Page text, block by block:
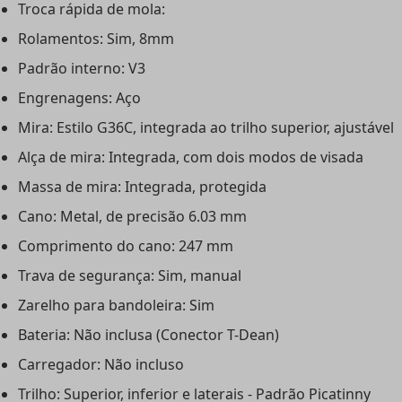
Troca rápida de mola:
Rolamentos: Sim, 8mm
Padrão interno: V3
Engrenagens: Aço
Mira: Estilo G36C, integrada ao trilho superior, ajustável
Alça de mira: Integrada, com dois modos de visada
Massa de mira: Integrada, protegida
Cano: Metal, de precisão 6.03 mm
Comprimento do cano: 247 mm
Trava de segurança: Sim, manual
Zarelho para bandoleira: Sim
Bateria: Não inclusa (Conector T-Dean)
Carregador: Não incluso
Trilho: Superior, inferior e laterais - Padrão Picatinny